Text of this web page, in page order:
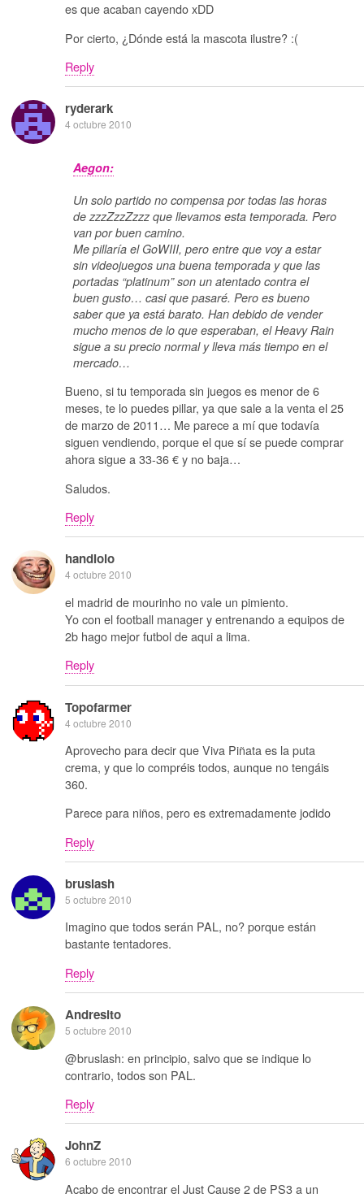
es que acaban cayendo xDD
Por cierto, ¿Dónde está la mascota ilustre? :(
Reply
ryderark
4 octubre 2010
Aegon:
Un solo partido no compensa por todas las horas
de zzzZzzZzzz que llevamos esta temporada. Pero
van por buen camino.
Me pillaría el GoWIII, pero entre que voy a estar
sin videojuegos una buena temporada y que las
portadas “platinum” son un atentado contra el
buen gusto… casi que pasaré. Pero es bueno
saber que ya está barato. Han debido de vender
mucho menos de lo que esperaban, el Heavy Rain
sigue a su precio normal y lleva más tiempo en el
mercado…
Bueno, si tu temporada sin juegos es menor de 6
meses, te lo puedes pillar, ya que sale a la venta el 25
de marzo de 2011… Me parece a mí que todavía
siguen vendiendo, porque el que sí se puede comprar
ahora sigue a 33-36 € y no baja…
Saludos.
Reply
handlolo
4 octubre 2010
el madrid de mourinho no vale un pimiento.
Yo con el football manager y entrenando a equipos de
2b hago mejor futbol de aqui a lima.
Reply
Topofarmer
4 octubre 2010
Aprovecho para decir que Viva Piñata es la puta
crema, y que lo compréis todos, aunque no tengáis
360.
Parece para niños, pero es extremadamente jodido
Reply
bruslash
5 octubre 2010
Imagino que todos serán PAL, no? porque están
bastante tentadores.
Reply
Andresito
5 octubre 2010
@bruslash: en principio, salvo que se indique lo
contrario, todos son PAL.
Reply
JohnZ
6 octubre 2010
Acabo de encontrar el Just Cause 2 de PS3 a un